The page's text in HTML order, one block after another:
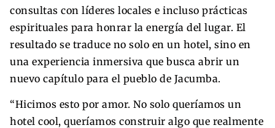
consultas con líderes locales e incluso prácticas
espirituales para honrar la energía del lugar. El
resultado se traduce no solo en un hotel, sino en
una experiencia inmersiva que busca abrir un
nuevo capítulo para el pueblo de Jacumba.
“Hicimos esto por amor. No solo queríamos un
hotel cool, queríamos construir algo que realmente